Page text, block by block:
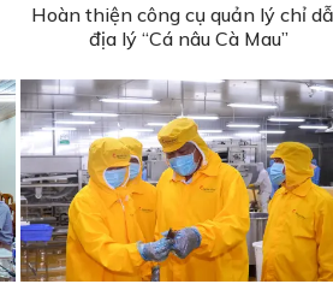
Hoàn thiện công cụ quản lý chỉ
địa lý “Cá nâu Cà Mau”